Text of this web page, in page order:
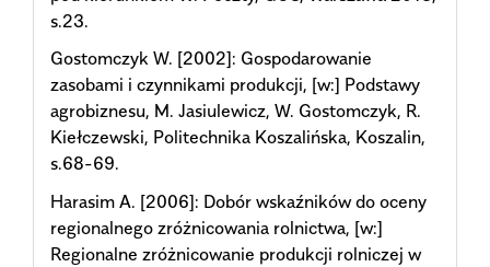
s.23.
Gostomczyk W. [2002]: Gospodarowanie
zasobami i czynnikami produkcji, [w:] Podstawy
agrobiznesu, M. Jasiulewicz, W. Gostomczyk, R.
Kiełczewski, Politechnika Koszalińska, Koszalin,
s.68-69.
Harasim A. [2006]: Dobór wskaźników do oceny
regionalnego zróżnicowania rolnictwa, [w:]
Regionalne zróżnicowanie produkcji rolniczej w